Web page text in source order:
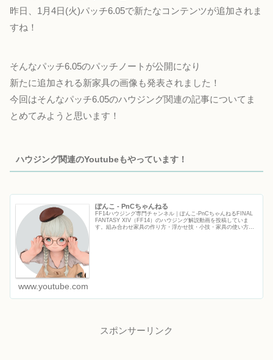
昨日、1月4日(火)パッチ6.05で新たなコンテンツが追加されま
すね！
そんなパッチ6.05のパッチノートが公開になり
新たに追加される新家具の画像も発表されました！
今回はそんなパッチ6.05のハウジング関連の記事についてま
とめてみようと思います！
ハウジング関連のYoutubeもやっています！
ぽんこ - PnCちゃんねる
FF14ハウジング専門チャンネル｜ぽんこ‐PnCちゃんねるFINAL
FANTASY XIV（FF14）のハウジング解説動画を投稿していま
す。組み合わせ家具の作り方・浮かせ技・小技・家具の使い方な
www.youtube.com
スポンサーリンク